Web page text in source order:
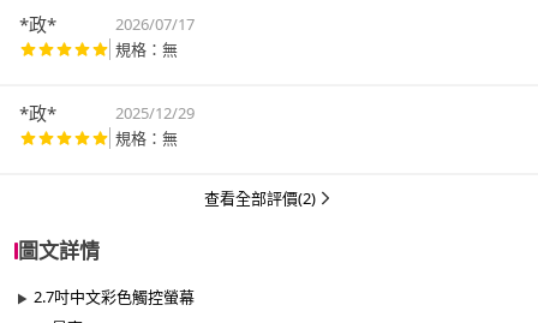
*政*
2026/07/17
規格：無
*政*
2025/12/29
規格：無
查看全部評價(2)
圖文詳情
2.7吋中文彩色觸控螢幕